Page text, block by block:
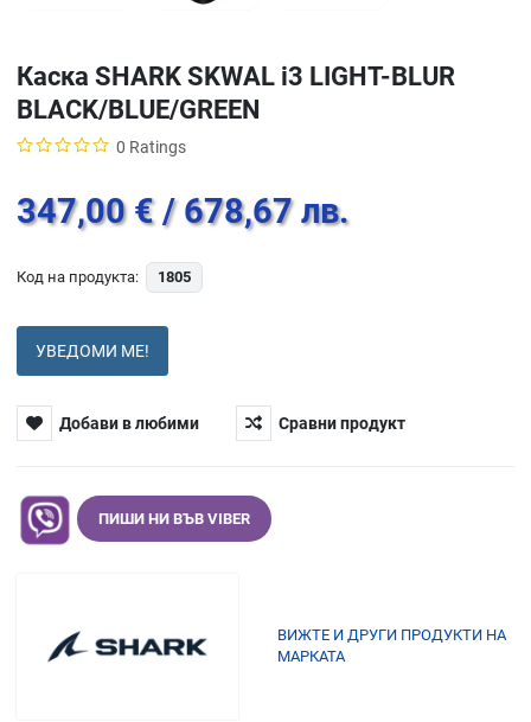
Каска SHARK SKWAL i3 LIGHT-BLUR
BLACK/BLUE/GREEN
0 Ratings
347,00 € / 678,67 лв.
Код на продукта: 1805
УВЕДОМИ МЕ!
Добави в любими Сравни продукт
ПИШИ НИ ВЪВ VIBER
ВИЖТЕ И ДРУГИ ПРОДУКТИ НА
МАРКАТА